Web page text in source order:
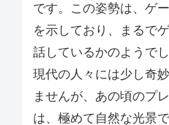
です。この姿勢は、ゲ
を示しており、まるで
話しているかのようで
現代の人々には少し奇
ませんが、あの頃のプ
は、極めて自然な光景で